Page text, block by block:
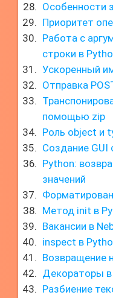
Особенности
Приоритет
Работа с
строки в
Ускоренный
Отправка
помощью zip
Роль object и
Создание GUI
Python:
значений
Метод init в
Вакансии в
inspect в
Возвращение
Декораторы в
Разбиение